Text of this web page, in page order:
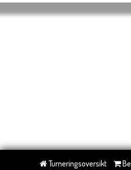
Turneringsoversikt